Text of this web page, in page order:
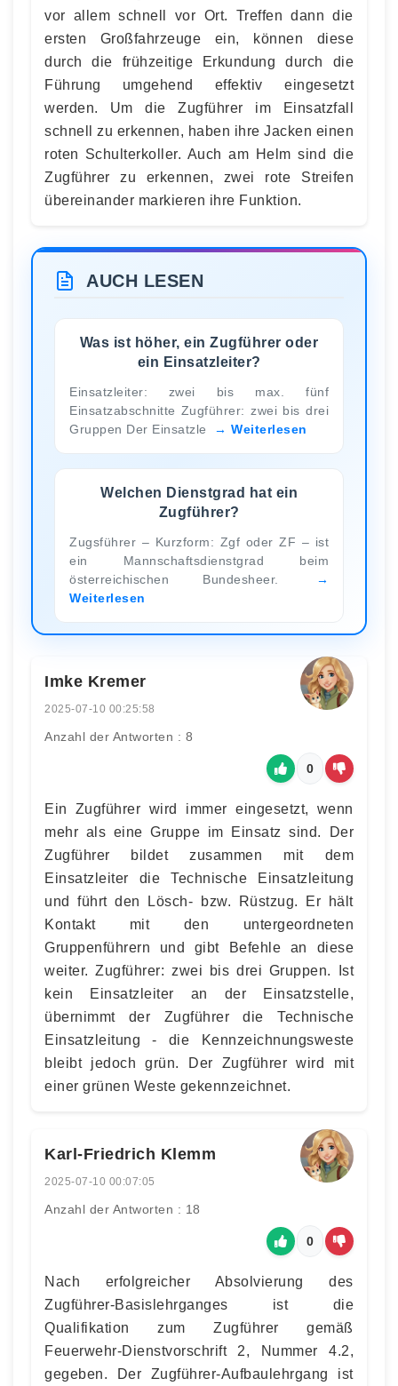
vor allem schnell vor Ort. Treffen dann die
ersten Großfahrzeuge ein, können diese
durch die frühzeitige Erkundung durch die
Führung umgehend effektiv eingesetzt
werden. Um die Zugführer im Einsatzfall
schnell zu erkennen, haben ihre Jacken einen
roten Schulterkoller. Auch am Helm sind die
Zugführer zu erkennen, zwei rote Streifen
übereinander markieren ihre Funktion.
AUCH LESEN
Was ist höher, ein Zugführer oder
ein Einsatzleiter?
Einsatzleiter: zwei bis max. fünf
Einsatzabschnitte Zugführer: zwei bis drei
Gruppen Der Einsatzle
Weiterlesen
Welchen Dienstgrad hat ein
Zugführer?
Zugsführer – Kurzform: Zgf oder ZF – ist
ein Mannschaftsdienstgrad beim
österreichischen Bundesheer.
Weiterlesen
Imke Kremer
2025-07-10 00:25:58
Anzahl der Antworten : 8
0
Ein Zugführer wird immer eingesetzt, wenn
mehr als eine Gruppe im Einsatz sind. Der
Zugführer bildet zusammen mit dem
Einsatzleiter die Technische Einsatzleitung
und führt den Lösch- bzw. Rüstzug. Er hält
Kontakt mit den untergeordneten
Gruppenführern und gibt Befehle an diese
weiter. Zugführer: zwei bis drei Gruppen. Ist
kein Einsatzleiter an der Einsatzstelle,
übernimmt der Zugführer die Technische
Einsatzleitung - die Kennzeichnungsweste
bleibt jedoch grün. Der Zugführer wird mit
einer grünen Weste gekennzeichnet.
Karl-Friedrich Klemm
2025-07-10 00:07:05
Anzahl der Antworten : 18
0
Nach erfolgreicher Absolvierung des
Zugführer-Basislehrganges ist die
Qualifikation zum Zugführer gemäß
Feuerwehr-Dienstvorschrift 2, Nummer 4.2,
gegeben. Der Zugführer-Aufbaulehrgang ist